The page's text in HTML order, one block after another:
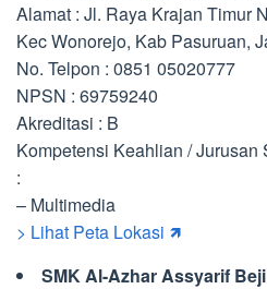
Alamat : Jl. Raya Krajan Timur
Kec Wonorejo, Kab Pasuruan,
No. Telpon : 0851 05020777
NPSN : 69759240
Akreditasi : B
Kompetensi Keahlian /
:
– Multimedia
> Lihat Peta Lokasi 🡽
SMK Al-Azhar Assyarif Beji